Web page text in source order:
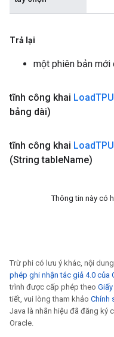
Trả lại
một phiên bản mới
tĩnh công khai Load
bảng dài)
tĩnh công khai Load
(String tableName)
Thông tin này có
Trừ phi có lưu ý khác, nội
phép ghi nhận tác giả 4.0 của
trình được cấp phép theo
tiết, vui lòng tham khảo Chính
Java là nhãn hiệu đã đăng ký
Oracle.